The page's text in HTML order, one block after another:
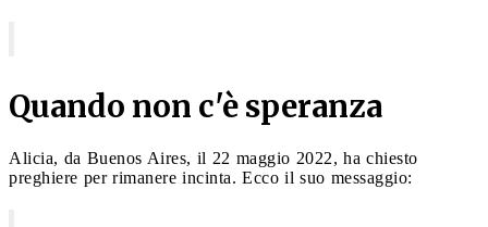
Quando non c'è speranza
Alicia, da Buenos Aires, il 22 maggio 2022, ha chiesto
preghiere per rimanere incinta. Ecco il suo messaggio: